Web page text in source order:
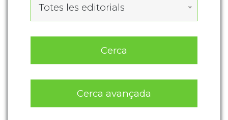
Totes les editorials
Cerca
Cerca avançada